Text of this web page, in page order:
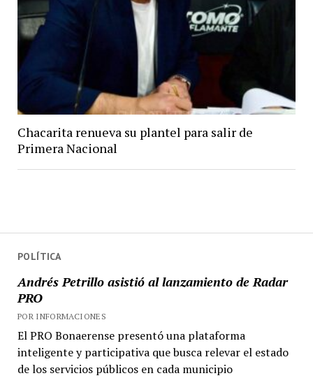
POLÍTICA
Andrés Petrillo asistió al lanzamiento de Radar
PRO
POR INFORMACIONES
El PRO Bonaerense presentó una plataforma
inteligente y participativa que busca relevar el estado
de los servicios públicos en cada municipio
Chacarita renueva su plantel para salir de
Primera Nacional